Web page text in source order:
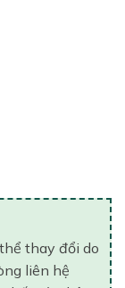
thay đổi do
liên hệ